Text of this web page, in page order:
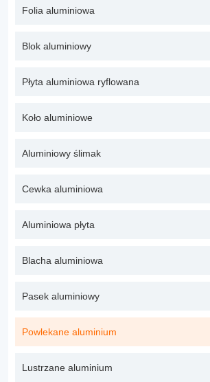
Folia aluminiowa
Blok aluminiowy
Płyta aluminiowa ryflowana
Koło aluminiowe
Aluminiowy ślimak
Cewka aluminiowa
Aluminiowa płyta
Blacha aluminiowa
Pasek aluminiowy
Powlekane aluminium
Lustrzane aluminium